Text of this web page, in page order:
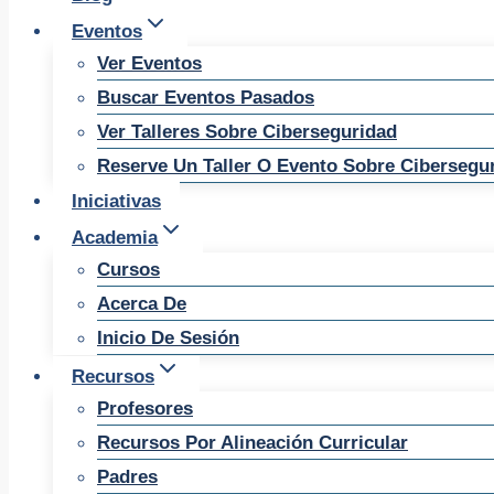
Eventos
Ver Eventos
Buscar Eventos Pasados
Ver Talleres Sobre Ciberseguridad
Reserve Un Taller O Evento Sobre
Iniciativas
Academia
Cursos
Acerca De
Inicio De Sesión
Recursos
Profesores
Recursos Por Alineación Curricular
Padres